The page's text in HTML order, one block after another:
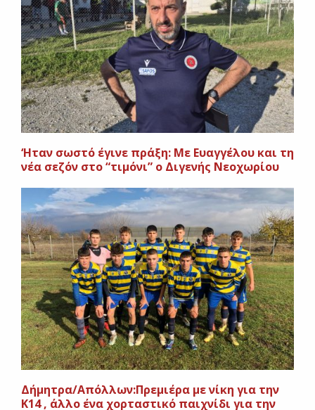
‘Ηταν σωστό έγινε πράξη: Με Ευαγγέλου και τη
νέα σεζόν στο “τιμόνι” ο Διγενής Νεοχωρίου
Δήμητρα/Απόλλων:Πρεμιέρα με νίκη για την
Κ14 , άλλο ένα χορταστικό παιχνίδι για την